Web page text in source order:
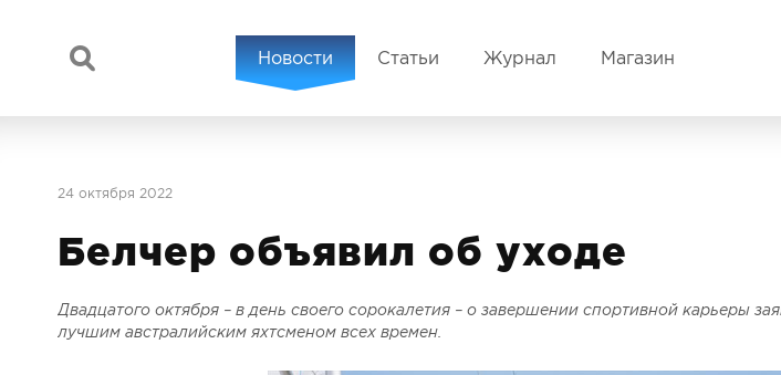
Новости Статьи Журнал Магазин
24 октября 2022
Белчер объявил об уходе
Двадцатого октября – в день своего сорокалетия – о завершении спортивной карьеры
лучшим австралийским яхтсменом всех времен.